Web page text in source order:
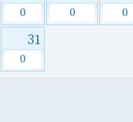
0 0 0
31
0